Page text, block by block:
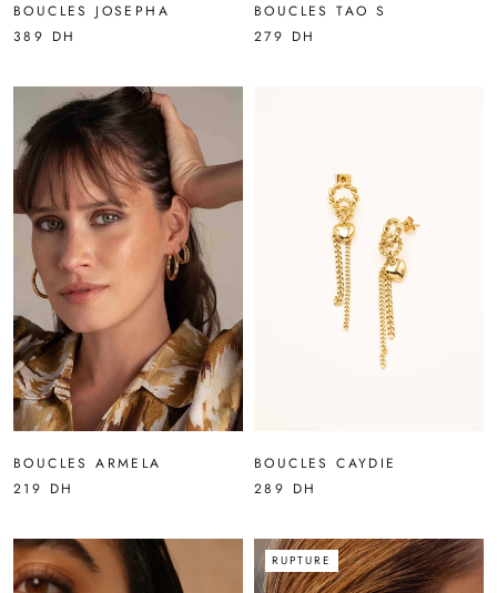
BOUCLES JOSEPHA
389 DH
BOUCLES TAO S
279 DH
BOUCLES ARMELA
219 DH
BOUCLES CAYDIE
289 DH
RUPTURE